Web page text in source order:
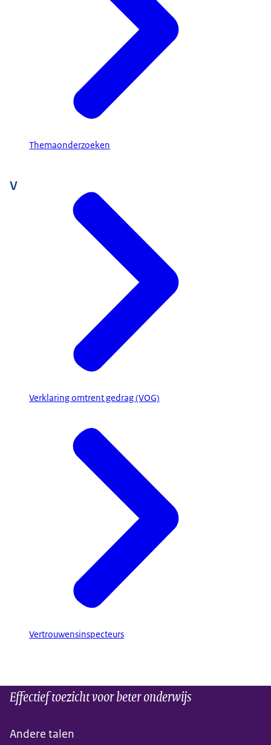
Themaonderzoeken
V
Verklaring omtrent gedrag (VOG)
Vertrouwensinspecteurs
Effectief toezicht voor beter onderwijs
Andere talen